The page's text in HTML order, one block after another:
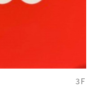
3F